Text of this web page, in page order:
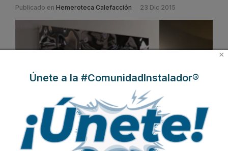
Publicado en Hemeroteca Calefacción 23 Dic 2015
×
Únete a la #ComunidadInstalador®